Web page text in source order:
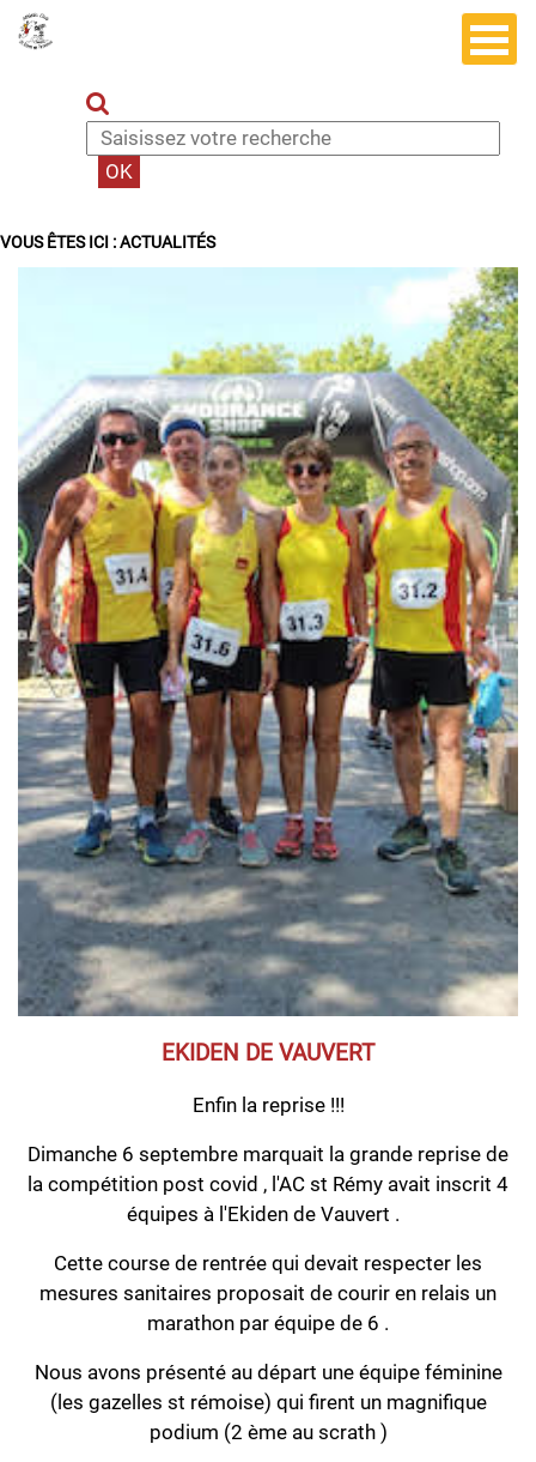
VOUS ÊTES ICI :ACTUALITÉS
EKIDEN DE VAUVERT
Enfin la reprise !!!‌
Dimanche 6 septembre marquait la grande reprise de
la compétition post covid , l'AC st Rémy avait inscrit 4
équipes à l'Ekiden de Vauvert .
Cette course de rentrée qui devait respecter les
mesures sanitaires proposait de courir en relais un
marathon par équipe de 6 .
Nous avons présenté au départ une équipe féminine
(les gazelles st rémoise) qui firent un magnifique
podium (2 ème au scrath )